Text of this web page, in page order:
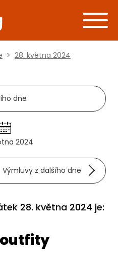
> 28. května 2024
dne
2024
Výmluvy z dalšího dne
28. května 2024 je: